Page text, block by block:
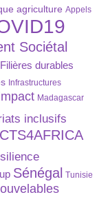
agriculture Appels
Sociétal
Filières durables
Infrastructures
Madagascar
inclusifs
Sénégal Tunisie